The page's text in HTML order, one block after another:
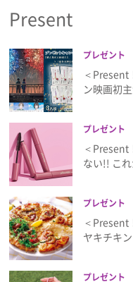
利用規約
お問い合わせ
Present
プレゼント
＜
ン映画初
プレゼント
＜Present
ない!! こ
プレゼント
＜Present
ヤキチキ
プレゼント